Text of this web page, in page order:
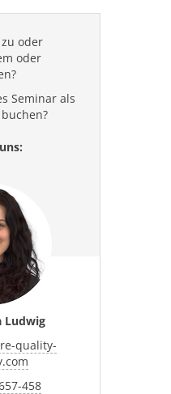
zu oder
oder
Seminar als
buchen?
Ludwig
quality-
458